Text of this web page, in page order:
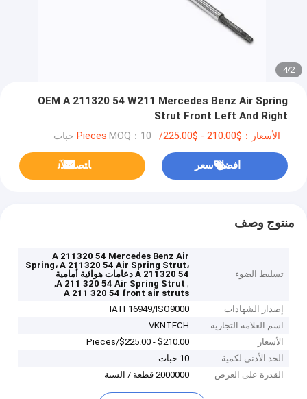
2
/
4
OEM A 211320 54 W211 Mercedes Benz Air Spring
Strut Front Left And Right
الأسعار：$210.00 - $225.00/Pieces MOQ：10 حبات
افضل سعر ﺎﺘﺼﻟ ﺍﻶﻧ
منتوج وصف
تسليط الضوء
A 211320 54 Mercedes Benz Air
Spring، A 211320 54 Air Spring Strut،
A 211320 54 دعامات هوائية أمامية
,
A 211 320 54 Air Spring Strut
,
A 211 320 54 front air struts
إصدار الشهادات
IATF16949/ISO9000
اسم العلامة التجارية
VKNTECH
الأسعار
$210.00 - $225.00/Pieces
الحد الأدنى لكمية
10 حبات
القدرة على العرض
2000000 قطعة / السنة